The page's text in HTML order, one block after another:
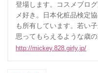
登場します。コスメブロ
メ好き。日本化粧品検定
も所有しています。若い
思ってもらえるような歳
http://mickey.828.girly.jp/